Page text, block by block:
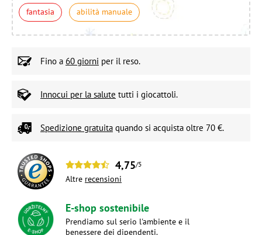
fantasia abilità manuale
Fino a 60 giorni per il reso.
Innocui per la salute tutti i giocattoli.
Spedizione gratuita quando si acquista oltre 70 €.
4,75/5
Altre recensioni
E-shop sostenibile
Prendiamo sul serio l'ambiente e il
benessere dei dipendenti.